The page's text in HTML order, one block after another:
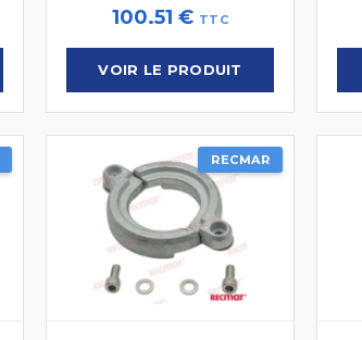
100.51 € TTC
VOIR LE PRODUIT
RECMAR